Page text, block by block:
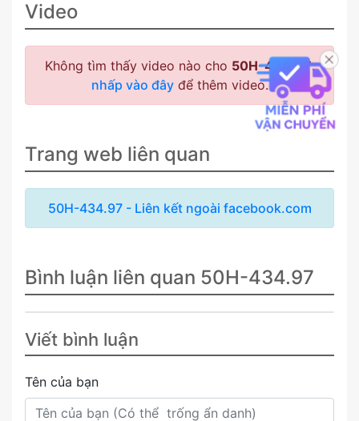
Video
Không tìm thấy video nào cho 50H-434.97.
nhấp vào đâyđể thêm video.
Trang web liên quan
50H-434.97 - Liên kết ngoài facebook.com
Bình luận liên quan 50H-434.97
Viết bình luận
Tên của bạn